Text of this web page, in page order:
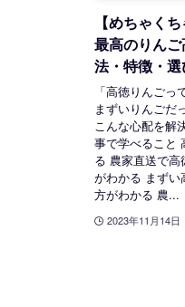
【めちゃく
最高のりん
法・特徴・
「高徳りんごっ
まずいりんごだ
こんな心配を解
事で学べること
る 農家直送で
がわかる まずい
方がわかる 農...
2023年11月14日